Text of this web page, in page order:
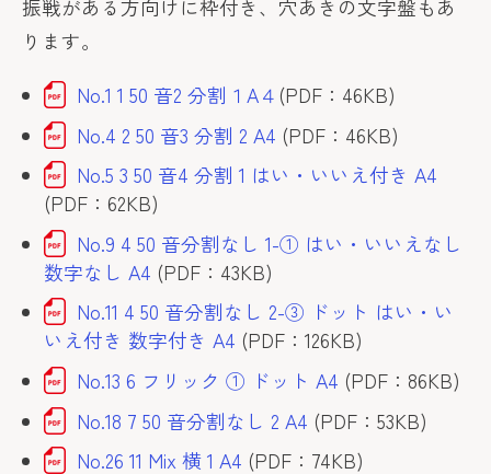
振戦がある方向けに枠付き、穴あきの文字盤もあ
ります。
No.1 1 50 音2 分割１A４ (PDF：46KB)
No.4 2 50 音3 分割 2 A4 (PDF：46KB)
No.5 3 50 音4 分割 1 はい・いいえ付き A4
(PDF：62KB)
No.9 4 50 音分割なし 1-① はい・いいえなし
数字なし A4 (PDF：43KB)
No.11 4 50 音分割なし 2-③ ドット はい・い
いえ付き 数字付き A4 (PDF：126KB)
No.13 6 フリック ① ドット A4 (PDF：86KB)
No.18 7 50 音分割なし 2 A4 (PDF：53KB)
No.26 11 Mix 横 1 A4 (PDF：74KB)